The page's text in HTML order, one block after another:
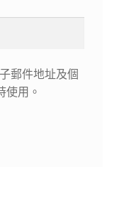
郵件地址及個
使用。